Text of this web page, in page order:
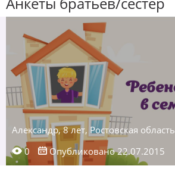
Александр, 8 лет, Ростовская область
0
Опубликовано 22.07.2015